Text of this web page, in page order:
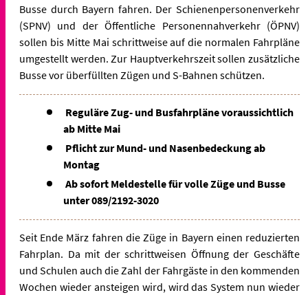
Busse durch Bayern fahren. Der Schienenpersonenverkehr
(SPNV) und der Öffentliche Personennahverkehr (ÖPNV)
sollen bis Mitte Mai schrittweise auf die normalen Fahrpläne
umgestellt werden. Zur Hauptverkehrszeit sollen zusätzliche
Busse vor überfüllten Zügen und S-Bahnen schützen.
Reguläre Zug- und Busfahrpläne voraussichtlich
ab Mitte Mai
Pflicht zur Mund- und Nasenbedeckung ab
Montag
Ab sofort Meldestelle für volle Züge und Busse
unter 089/2192-3020
Seit Ende März fahren die Züge in Bayern einen reduzierten
Fahrplan. Da mit der schrittweisen Öffnung der Geschäfte
und Schulen auch die Zahl der Fahrgäste in den kommenden
Wochen wieder ansteigen wird, wird das System nun wieder